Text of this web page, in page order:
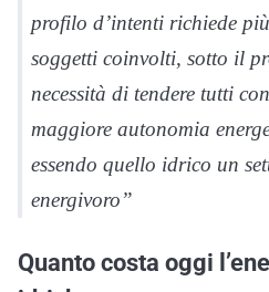
profilo d’intenti richiede
soggetti coinvolti, sotto il
necessità di tendere tutti
maggiore autonomia
essendo quello idrico un
energivoro”
Quanto costa oggi